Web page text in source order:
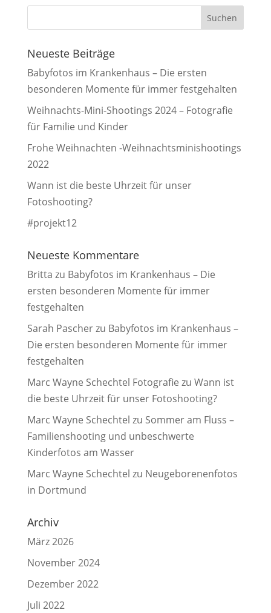
Neueste Beiträge
Babyfotos im Krankenhaus – Die ersten
besonderen Momente für immer festgehalten
Weihnachts-Mini-Shootings 2024 – Fotografie
für Familie und Kinder
Frohe Weihnachten -Weihnachtsminishootings
2022
Wann ist die beste Uhrzeit für unser
Fotoshooting?
#projekt12
Neueste Kommentare
Britta zu Babyfotos im Krankenhaus – Die
ersten besonderen Momente für immer
festgehalten
Sarah Pascherzu Babyfotos im Krankenhaus –
Die ersten besonderen Momente für immer
festgehalten
Marc Wayne Schechtel Fotografie zu Wann ist
die beste Uhrzeit für unser Fotoshooting?
Marc Wayne Schechtel zu Sommer am Fluss –
Familienshooting und unbeschwerte
Kinderfotos am Wasser
Marc Wayne Schechtel zu Neugeborenenfotos
in Dortmund
Archiv
März 2026
November 2024
Dezember 2022
Juli 2022